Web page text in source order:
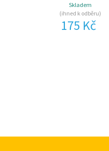
Skladem
(ihned k odběru)
175 Kč